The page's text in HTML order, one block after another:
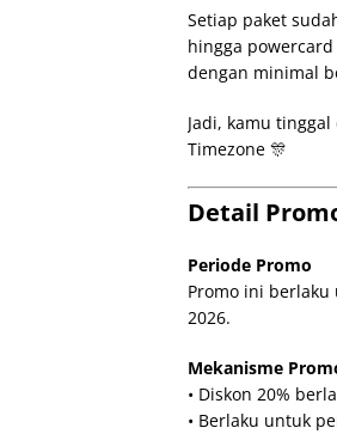
Setiap paket
hingga
dengan minimal
Jadi, kamu
Timezone 🎊
Detail
Periode Promo
Promo ini berlaku
2026.
Mekanisme
• Diskon 20%
• Berlaku untuk